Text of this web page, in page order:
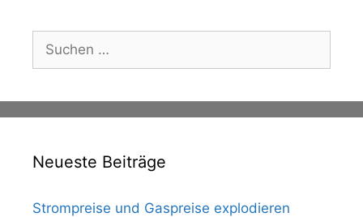
Suche
nach:
Neueste Beiträge
Strompreise und Gaspreise explodieren